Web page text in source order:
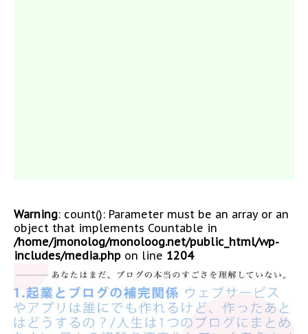
Warning: count(): Parameter must be an array or an
object that implements Countable in
/home/jmonolog/monoloog.net/public_html/wp-
includes/media.php on line 1204